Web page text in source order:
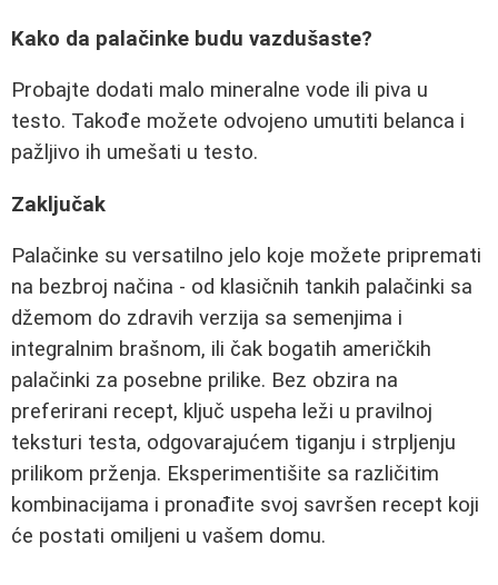
Kako da palačinke budu vazdušaste?
Probajte dodati malo mineralne vode ili piva u
testo. Takođe možete odvojeno umutiti belanca i
pažljivo ih umešati u testo.
Zaključak
Palačinke su versatilno jelo koje možete pripremati
na bezbroj načina - od klasičnih tankih palačinki sa
džemom do zdravih verzija sa semenjima i
integralnim brašnom, ili čak bogatih američkih
palačinki za posebne prilike. Bez obzira na
preferirani recept, ključ uspeha leži u pravilnoj
teksturi testa, odgovarajućem tiganju i strpljenju
prilikom prženja. Eksperimentišite sa različitim
kombinacijama i pronađite svoj savršen recept koji
će postati omiljeni u vašem domu.